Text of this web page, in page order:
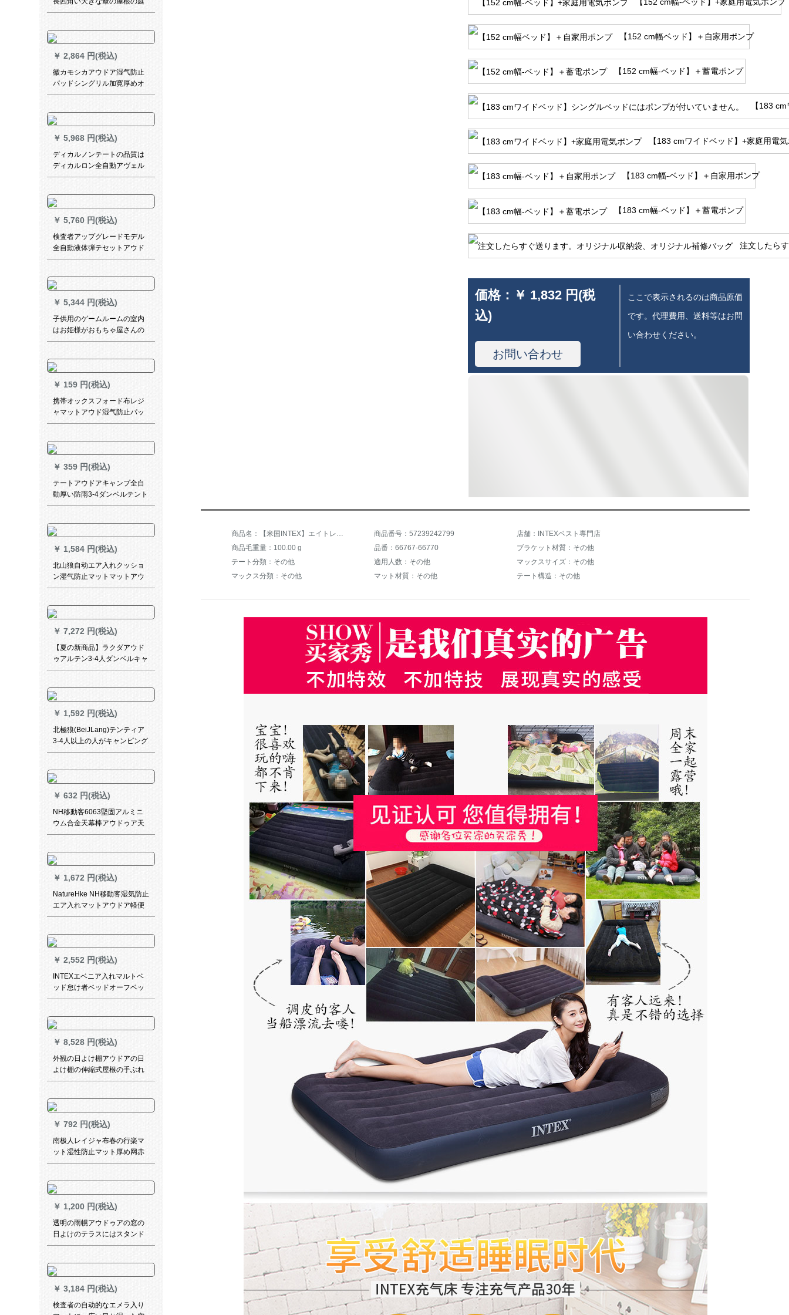
の傘の店先の斜面の傘の大き
のひさしの折り返し畳のみみ
が伸縮して斜め傘の赤い3*4厚
く銀を塗って日よけの6骨を遮
って台をくわえません
￥ 2,864 円(税込)
徽カモシカアウドア湿气防止
パッドシングリル加寛厚めオ
ートエメラルド入テートキャ
ボール接続新型
￥ 5,968 円(税込)
ディカルノンテートの品質は
ディカルロン全自動アヴェル
ト3-4人キャンプシンゲル2防
野外三人コース4
￥ 5,760 円(税込)
検査者アップグレードモデル
全自動液体弾テセットアウド
ア3-4人ダブルキャンプビーチ
プキャンプセット8つの収納バ
ッグをプレゼントします。
￥ 5,344 円(税込)
子供用のゲームルームの室内
はお姫様がおもちゃ屋さんの
子供の部屋を通ります。ドリ
*2+滑り止めマット+通気パッ
ド+彩色旗+雲*2+
￥ 159 円(税込)
携帯オックスフォード布レジ
ャマットアウド湿气防止パッ
ド防水キャンプ芝生公园のマ
ョン郊外芝生超軽量マット両
面アルミ膜2 m*2 m
￥ 359 円(税込)
テートアウドアキャンプ全自
動厚い防雨3-4ダンベルテント
野外キャンプ装備子供テ3-3人
￥ 1,584 円(税込)
北山狼自动エア入れクッショ
ン湿气防止マットマットアウ
ドアシングルダブエアベト寝
￥ 7,272 円(税込)
【夏の新商品】ラクダアウド
ゥアルテン3-4人ダンベルキャ
ンプ全自動多人野外防水二層
￥ 1,592 円(税込)
北極狼(BeiJLang)テンティア
3-4人以上の人がキャンピング
ベルト型テンを全自動露出し
新品2-3人はブルーのプレゼン
トバッグをプレゼントしま
す。
￥ 632 円(税込)
NH移動客6063堅固アルミニ
ウム合金天幕棒アウドゥア天
幕支柱厚いめ天幕支持棒
￥ 1,672 円(税込)
NatureHke NH移動客湿気防止
エア入れマットアウドア軽便
型テート寝具キャンプレジカ
均コード
￥ 2,552 円(税込)
INTEXエベニア入れマルトベ
ッド怠け者ベッドオーフベッ
ドアベドキャンプ携帯増設ベ
+枕*2ブルーダイバーCM*25
￥ 8,528 円(税込)
外観の日よけ棚アウドアの日
よけ棚の伸縮式屋根の手ぶれ
折りたたみ畳の店先テートの
井の厚いめの金の幅は4メート
ルで2.5メートルに伸縮しま
す。
￥ 792 円(税込)
南极人レイジャ布春の行楽マ
ット湿性防止マット厚め网赤
アウドマット携帯型ビレット
￥ 1,200 円(税込)
透明の雨幌アウドゥアの窓の
日よけのテラスにはスタンド
がなく、雨覆いがなく、バル
す。窓の日よけカバーが40 X
80 cm透明です。
￥ 3,184 円(税込)
検査者の自动的なエメラ入り
【152 cm幅ベッド】＋自家用ポンプ
【152 cm幅-ベッド】＋蓄電ポンプ
【183
【183 cmワイドベッド】+家庭用電
【183 cm幅-ベッド】＋自家用ポンプ
【183 cm幅-ベッド】＋蓄電ポンプ
注文したら
価格： ￥ 1,832 円(税
込)
お問い合わせ
ここで表示されるのは商品原価
です。代理費用、送料等はお問
い合わせください。
商品名：【米国INTEX】エイトレット家庭用ダンベル厚めめエベアベッドシーリングアウド携帯折り畳畳畳テート沖エベド【137 cm幅-ベッド】＋蓄電ポンプ 商品番号：57239242799
店舗：INTEXベスト専門店
商品毛重量：100.00 g
品番：66767-66770
ブラケット材質：その他
テート分類：その他
適用人数：その他
マックスサイズ：その他
マックス分類：その他
マット材質：その他 テート構造：その他